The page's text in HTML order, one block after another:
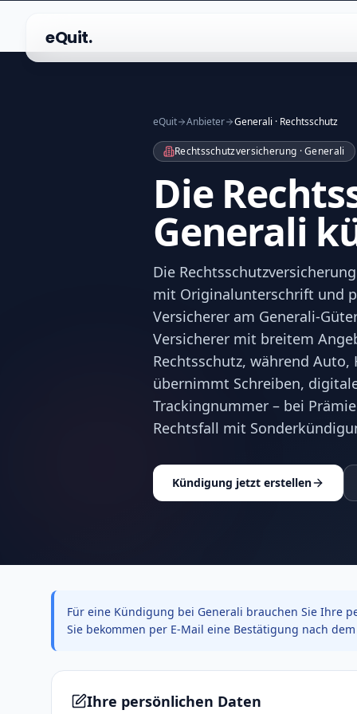
eQuit.
eQuit Anbieter Generali · Rechtsschutz
Rechtsschutzversicherung · Generali
Die
Generali
Die
mit Originalunterschrift und
Versicherer am Generali-
Versicherer mit breitem
Rechtsschutz, während
übernimmt Schreiben,
Trackingnummer – bei
Rechtsfall mit
Kündigung jetzt erstellen
Für eine Kündigung bei Generali brauchen Sie Ihre
Sie bekommen per E-Mail eine Bestätigung nach
Ihre persönlichen Daten